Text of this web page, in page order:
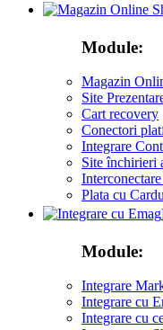
Module:
Magazin
Site
Cart recovery
Conectori
Integrare
Site închirieri
Plata cu
Module:
Integrare
Integrare cu
Integrare cu